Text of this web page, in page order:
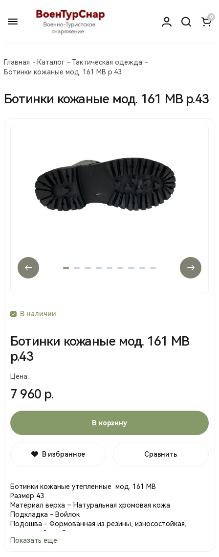
0
Главная Каталог
Тактическая одежда
Ботинки кожаные мод. 161 МВ р.43
Ботинки кожаные мод. 161 МВ р.43
В наличии
Ботинки кожаные мод. 161 МВ
р.43
Цена:
7 960 р.
В корзину
В избранное Сравнить
Ботинки кожаные утепленные мод. 161 МВ
Размер 43
Материал верха – Натуральная хромовая кожа
Подкладка - Войлок
Подошва - Формованная из резины, износостойкая,
термостойкая, бензо- и маслозащитная
Метод крепления подошвы - доппельно-клеевой
Показать еще